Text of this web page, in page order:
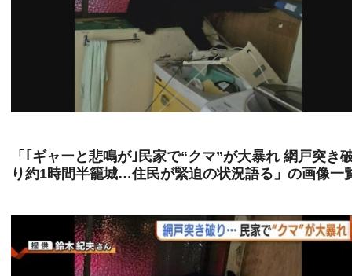
「｢ギャーと悲鳴が｣民家で“クマ”が大暴れ 網戸突き
り約1時間半籠城…住民が緊迫の状況語る」の画像一